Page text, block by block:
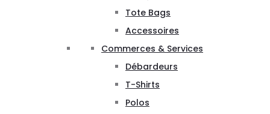
Tote Bags
Accessoires
Commerces & Services
Débardeurs
T-Shirts
Polos